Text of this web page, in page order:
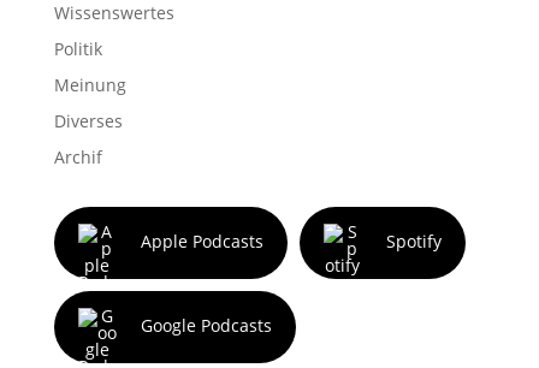
Wissenswertes
Politik
Meinung
Diverses
Archif
Apple Podcasts Spotify
Google Podcasts